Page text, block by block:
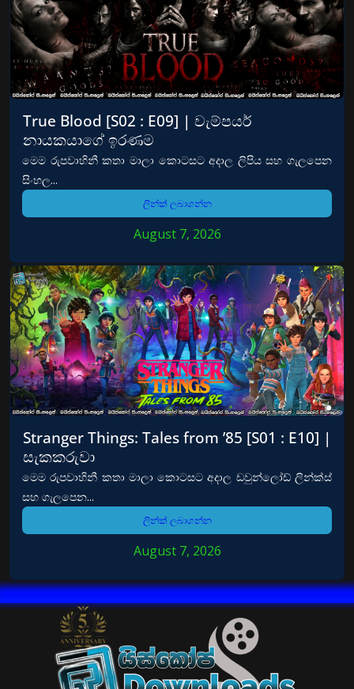
True Blood [S02 : E09] | වැම්පයර්
නායකයාගේ ඉරණම
මෙම රුපවාහිනී කතා මාලා කොටසට අදාල ලිපිය සහ ගැලපෙන
සිංහල...
ලින්ක් ලබාගන්න
August 7, 2026
Stranger Things: Tales from ’85 [S01 : E10] |
සැකකරුවා
මෙම රුපවාහිනී කතා මාලා කොටසට අදාල ඩවුන්ලෝඩ් ලින්ක්ස්
සහ ගැලපෙන...
ලින්ක් ලබාගන්න
August 7, 2026